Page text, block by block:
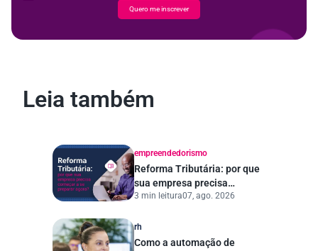
Quero me inscrever
Leia também
empreendedorismo
Reforma Tributária: por que
sua empresa precisa
começar a se preparar
3 min leitura07, ago. 2026
rh
Como a automação de